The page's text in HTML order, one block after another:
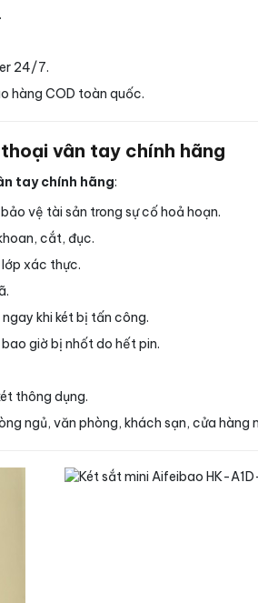
24/7.
hàng COD toàn quốc.
vân tay chính hãng
tay chính hãng:
vệ tài sản trong sự cố hoả hoạn.
cắt, đục.
xác thực.
khi két bị tấn công.
giờ bị nhốt do hết pin.
thông dụng.
ngủ, văn phòng, khách sạn, cửa hàng